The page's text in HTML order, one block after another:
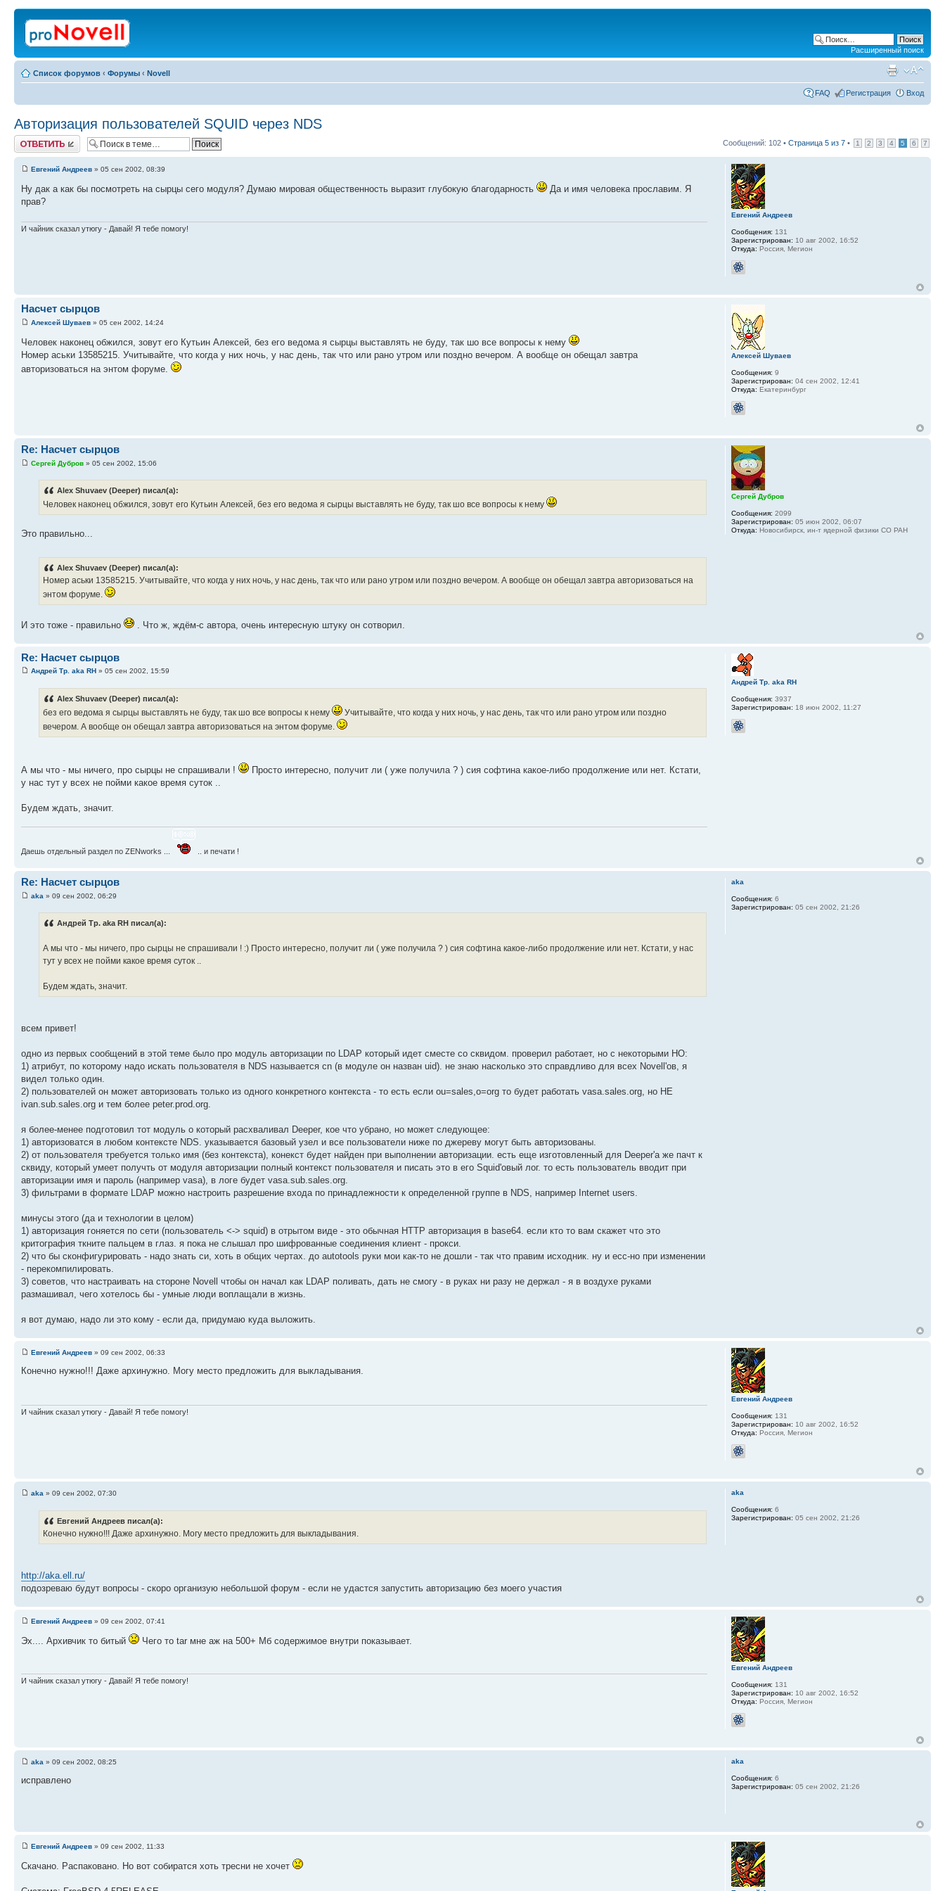
Расширенный поиск
Список форумов ‹ Форумы ‹ Novell
FAQ Регистрация Вход
Авторизация пользователей SQUID через NDS
Ответить Сообщений: 102 • Страница 5 из 7 • 1 2 3 4 5 6 7
Евгений Андреев » 05 сен 2002, 08:39
Ну дак а как бы посмотреть на сырцы сего модуля? Думаю мировая общественность выразит глубокую благодарность
Да и имя человека прославим. Я
прав?
И чайник сказал утюгу - Давай! Я тебе помогу!
Евгений Андреев
Сообщения: 131
Зарегистрирован: 10 авг 2002, 16:52
Откуда: Россия, Мегион
Насчет сырцов
Алексей Шуваев » 05 сен 2002, 14:24
Человек наконец обжился, зовут его Кутьин Алексей, без его ведома я сырцы выставлять не буду, так шо все вопросы к нему
Номер аськи 13585215. Учитывайте, что когда у них ночь, у нас день, так что или рано утром или поздно вечером. А вообще он обещал завтра
авторизоваться на энтом форуме.
Алексей Шуваев
Сообщения: 9
Зарегистрирован: 04 сен 2002, 12:41
Откуда: Екатеринбург
Re: Насчет сырцов
Сергей Дубров » 05 сен 2002, 15:06
Alex Shuvaev (Deeper) писал(а):
Человек наконец обжился, зовут его Кутьин Алексей, без его ведома я сырцы выставлять не буду, так шо все вопросы к нему
Это правильно...
Alex Shuvaev (Deeper) писал(а):
Номер аськи 13585215. Учитывайте, что когда у них ночь, у нас день, так что или рано утром или поздно вечером. А вообще он обещал завтра авторизоваться на
энтом форуме.
И это тоже - правильно . Что ж, ждём-с автора, очень интересную штуку он сотворил.
Сергей Дубров
Сообщения: 2099
Зарегистрирован: 05 июн 2002, 06:07
Откуда: Новосибирск, ин-т ядерной физики СО РАН
Re: Насчет сырцов
Андрей Тр. aka RH » 05 сен 2002, 15:59
Alex Shuvaev (Deeper) писал(а):
без его ведома я сырцы выставлять не буду, так шо все вопросы к нему
Учитывайте, что когда у них ночь, у нас день, так что или рано утром или поздно
вечером. А вообще он обещал завтра авторизоваться на энтом форуме.
А мы что - мы ничего, про сырцы не спрашивали !
Просто интересно, получит ли ( уже получила ? ) сия софтина какое-либо продолжение или нет. Кстати,
у нас тут у всех не пойми какое время суток ..
Будем ждать, значит.
Даешь отдельный раздел по ZENworks ... .. и печати !
Андрей Тр. aka RH
Сообщения: 3937
Зарегистрирован: 18 июн 2002, 11:27
Re: Насчет сырцов
aka » 09 сен 2002, 06:29
Андрей Тр. aka RH писал(а):
А мы что - мы ничего, про сырцы не спрашивали ! :) Просто интересно, получит ли ( уже получила ? ) сия софтина какое-либо продолжение или нет. Кстати, у нас
тут у всех не пойми какое время суток ..
Будем ждать, значит.
всем привет!
одно из первых сообщений в этой теме было про модуль авторизации по LDAP который идет сместе со сквидом. проверил работает, но с некоторыми НО:
1) атрибут, по которому надо искать пользователя в NDS называется cn (в модуле он назван uid). не знаю насколько это справдливо для всех Novell'ов, я
видел только один.
2) пользователей он может авторизовать только из одного конкретного контекста - то есть если ou=sales,o=org то будет работать vasa.sales.org, но НЕ
ivan.sub.sales.org и тем более peter.prod.org.
я более-менее подготовил тот модуль о который расхваливал Deeper, кое что убрано, но может следующее:
1) авторизоватся в любом контексте NDS. указывается базовый узел и все пользователи ниже по джереву могут быть авторизованы.
2) от пользователя требуется только имя (без контекста), конекст будет найден при выполнении авторизации. есть еще изготовленный для Deeper'а же пачт к
сквиду, который умеет получть от модуля авторизации полный контекст пользователя и писать это в его Squid'овый лог. то есть пользователь вводит при
авторизации имя и пароль (например vasa), в логе будет vasa.sub.sales.org.
3) фильтрами в формате LDAP можно настроить разрешение входа по принадлежности к определенной группе в NDS, например Internet users.
минусы этого (да и технологии в целом)
1) авторизация гоняется по сети (пользователь <-> squid) в отрытом виде - это обычная HTTP авторизация в base64. если кто то вам скажет что это
критография ткните пальцем в глаз. я пока не слышал про шифрованные соединения клиент - прокси.
2) что бы сконфигурировать - надо знать си, хоть в общих чертах. до autotools руки мои как-то не дошли - так что правим исходник. ну и есс-но при изменении
- перекомпилировать.
3) советов, что настраивать на стороне Novell чтобы он начал как LDAP поливать, дать не смогу - в руках ни разу не держал - я в воздухе руками
размашивал, чего хотелось бы - умные люди воплащали в жизнь.
я вот думаю, надо ли это кому - если да, придумаю куда выложить.
aka
Сообщения: 6
Зарегистрирован: 05 сен 2002, 21:26
Евгений Андреев » 09 сен 2002, 06:33
Конечно нужно!!! Даже архинужно. Могу место предложить для выкладывания.
И чайник сказал утюгу - Давай! Я тебе помогу!
Евгений Андреев
Сообщения: 131
Зарегистрирован: 10 авг 2002, 16:52
Откуда: Россия, Мегион
aka » 09 сен 2002, 07:30
Евгений Андреев писал(а):
Конечно нужно!!! Даже архинужно. Могу место предложить для выкладывания.
http://aka.ell.ru/
подозреваю будут вопросы - скоро организую небольшой форум - если не удастся запустить авторизацию без моего участия
aka
Сообщения: 6
Зарегистрирован: 05 сен 2002, 21:26
Евгений Андреев » 09 сен 2002, 07:41
Эх.... Архивчик то битый Чего то tar мне аж на 500+ Мб содержимое внутри показывает.
И чайник сказал утюгу - Давай! Я тебе помогу!
Евгений Андреев
Сообщения: 131
Зарегистрирован: 10 авг 2002, 16:52
Откуда: Россия, Мегион
aka » 09 сен 2002, 08:25
исправлено
aka
Сообщения: 6
Зарегистрирован: 05 сен 2002, 21:26
Евгений Андреев » 09 сен 2002, 11:33
Скачано. Распаковано. Но вот собиратся хоть тресни не хочет